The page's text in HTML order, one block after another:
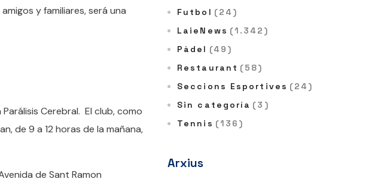
y familiares, será una
Cerebral. El club, como
de 9 a 12 horas de la mañana,
de Sant Ramon
Futbol (24)
LaieNews (1.342)
Pàdel (49)
Restaurant (58)
Seccions Esportives (24)
Sin categoría (3)
Tennis (136)
Arxius